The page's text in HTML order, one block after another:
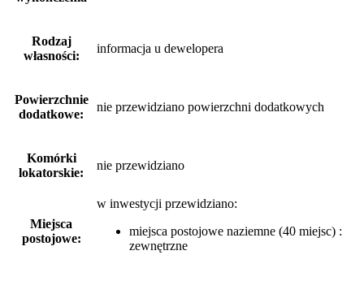
Rodzaj
własności:
informacja u dewelopera
Powierzchnie
dodatkowe:
nie przewidziano powierzchni dodatkowych
Komórki
lokatorskie:
nie przewidziano
Miejsca
postojowe:
w inwestycji przewidziano:
miejsca postojowe naziemne (40 miejsc) :
zewnętrzne